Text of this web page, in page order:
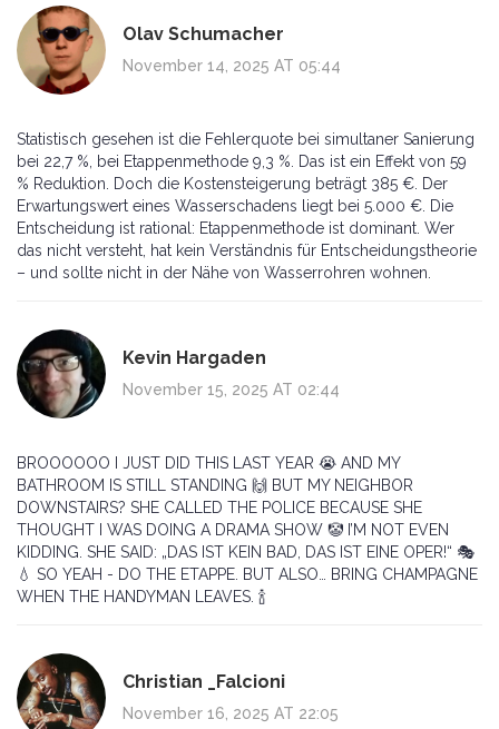
Olav Schumacher
November 14, 2025 AT 05:44
Statistisch gesehen ist die Fehlerquote bei simultaner Sanierung
bei 22,7 %, bei Etappenmethode 9,3 %. Das ist ein Effekt von 59
% Reduktion. Doch die Kostensteigerung beträgt 385 €. Der
Erwartungswert eines Wasserschadens liegt bei 5.000 €. Die
Entscheidung ist rational: Etappenmethode ist dominant. Wer
das nicht versteht, hat kein Verständnis für Entscheidungstheorie
– und sollte nicht in der Nähe von Wasserrohren wohnen.
Kevin Hargaden
November 15, 2025 AT 02:44
BROOOOOO I JUST DID THIS LAST YEAR 😭 AND MY
BATHROOM IS STILL STANDING 🙌 BUT MY NEIGHBOR
DOWNSTAIRS? SHE CALLED THE POLICE BECAUSE SHE
THOUGHT I WAS DOING A DRAMA SHOW 🤡 I’M NOT EVEN
KIDDING. SHE SAID: „DAS IST KEIN BAD, DAS IST EINE OPER!“ 🎭
💧 SO YEAH - DO THE ETAPPE. BUT ALSO… BRING CHAMPAGNE
WHEN THE HANDYMAN LEAVES. 🍾
Christian _Falcioni
November 16, 2025 AT 22:05